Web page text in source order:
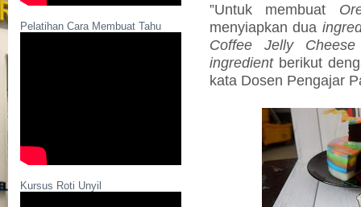
Pelatihan Cara Membuat Tahu
Kursus Roti Unyil
”Untuk membuat
menyiapkan dua
Coffee Jelly
ingredientberikut
kata Dosen Pengajar